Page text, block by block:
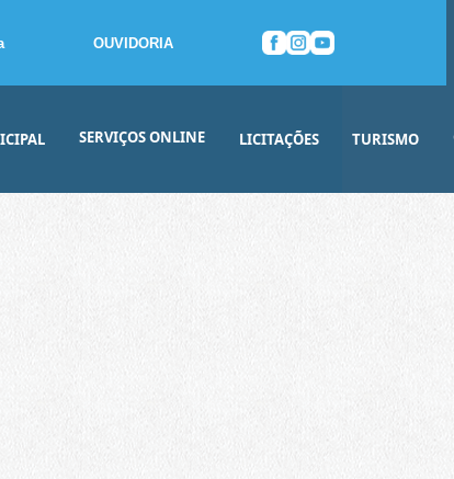
OUVIDORIA
SERVIÇOS ONLINE LICITAÇÕES TURISMO